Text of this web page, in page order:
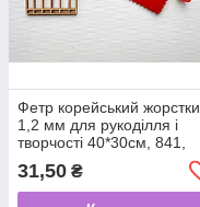
Фетр корейський
1,2 мм для рукоділля і
творчості 40*30см, 841,
31,50 ₴